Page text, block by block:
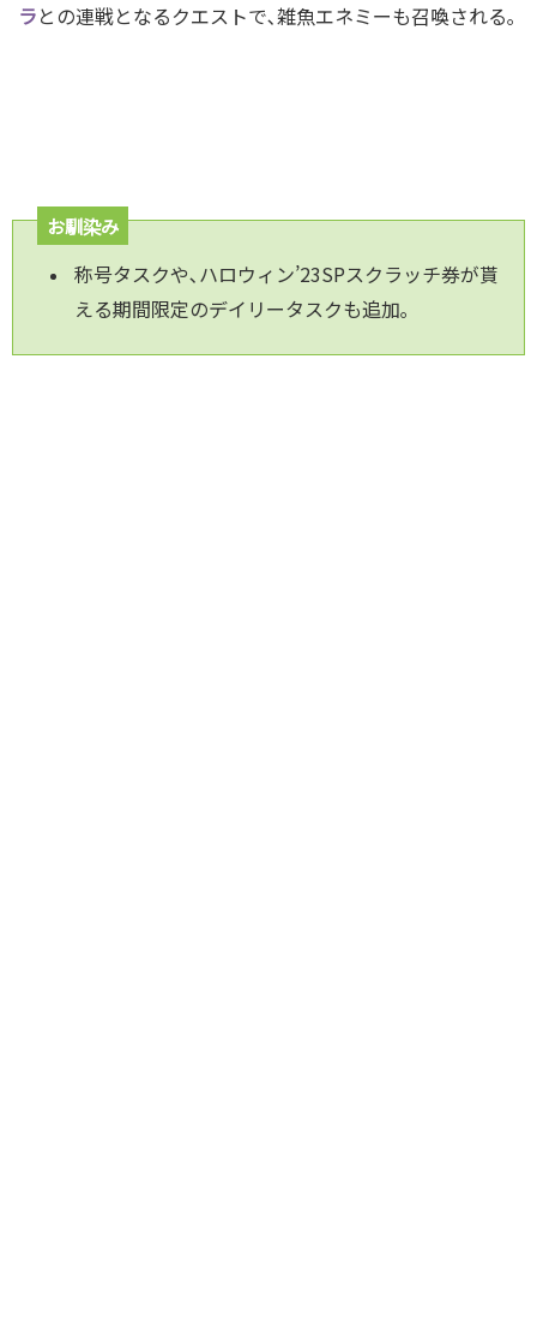
ラとの連戦となるクエストで､雑魚エネミーも召喚される｡
お馴染み
称号タスクや､ハロウィン’23SPスクラッチ券が貰
える期間限定のデイリータスクも追加｡